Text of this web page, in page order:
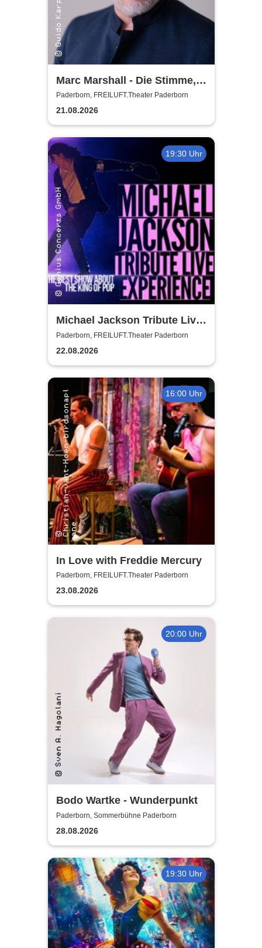
Marc Marshall - Die Stimme,
die berührt - Open Air 2026
Paderborn, FREILUFT.Theater Paderborn
21.08.2026
19:30 Uhr
Michael Jackson Tribute Live
Experience
Paderborn, FREILUFT.Theater Paderborn
22.08.2026
16:00 Uhr
In Love with Freddie Mercury
Paderborn, FREILUFT.Theater Paderborn
23.08.2026
20:00 Uhr
Bodo Wartke - Wunderpunkt
Paderborn, Sommerbühne Paderborn
28.08.2026
19:30 Uhr